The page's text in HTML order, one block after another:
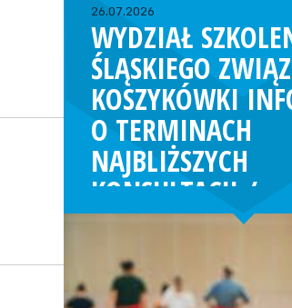
26.07.2026
WYDZIAŁ
ŚLĄSKIEGO
KOSZYKÓWKI
O TERMINACH
NAJBLIŻSZYCH
KONSULTACJI /
TURNIEJÓW
WOJEWÓDZKIEJ
2013/2014)